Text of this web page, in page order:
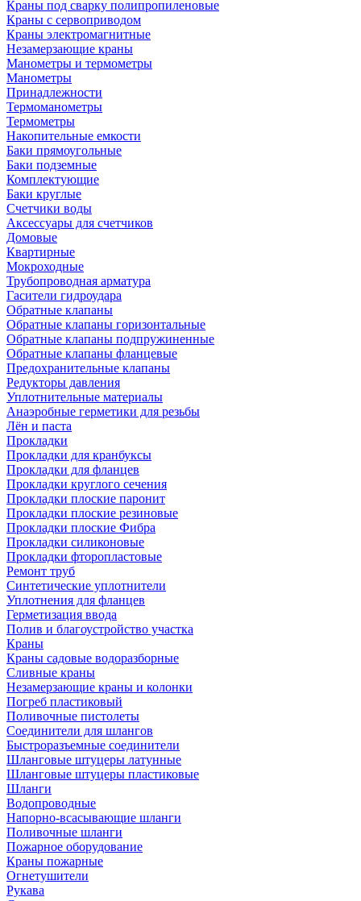
Краны под сварку полипропиленовые
Краны с сервоприводом
Краны электромагнитные
Незамерзающие краны
Манометры и термометры
Манометры
Принадлежности
Термоманометры
Термометры
Накопительные емкости
Баки прямоугольные
Баки подземные
Комплектующие
Баки круглые
Счетчики воды
Аксессуары для счетчиков
Домовые
Квартирные
Мокроходные
Трубопроводная арматура
Гасители гидроудара
Обратные клапаны
Обратные клапаны горизонтальные
Обратные клапаны подпружиненные
Обратные клапаны фланцевые
Предохранительные клапаны
Редукторы давления
Уплотнительные материалы
Анаэробные герметики для резьбы
Лён и паста
Прокладки
Прокладки для кранбуксы
Прокладки для фланцев
Прокладки круглого сечения
Прокладки плоские паронит
Прокладки плоские резиновые
Прокладки плоские Фибра
Прокладки силиконовые
Прокладки фторопластовые
Ремонт труб
Синтетические уплотнители
Уплотнения для фланцев
Герметизация ввода
Полив и благоустройство участка
Краны
Краны садовые водоразборные
Сливные краны
Незамерзающие краны и колонки
Погреб пластиковый
Поливочные пистолеты
Соединители для шлангов
Быстроразъемные соединители
Шланговые штуцеры латунные
Шланговые штуцеры пластиковые
Шланги
Водопроводные
Напорно-всасывающие шланги
Поливочные шланги
Пожарное оборудование
Краны пожарные
Огнетушители
Рукава